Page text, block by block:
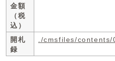
金額
（税
込）
開札
録
./cmsfiles/